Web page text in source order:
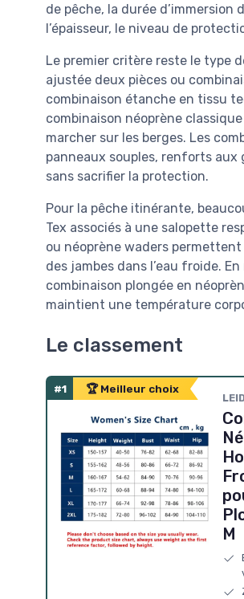
de pêche, la durée
l’épaisseur, le niveau de
Le premier critère reste le type
ajustée deux pièces ou
combinaison étanche en tissu
combinaison néoprène
marcher sur les berges. Les
panneaux souples, renforts aux
sans sacrifier la protection.
Pour la pêche itinérante,
Tex associés à une salopette
ou néoprène waders
des jambes dans l’eau froide.
combinaison plongée en
maintient une température
Le classement
#1 🏆 Meilleur choix
M